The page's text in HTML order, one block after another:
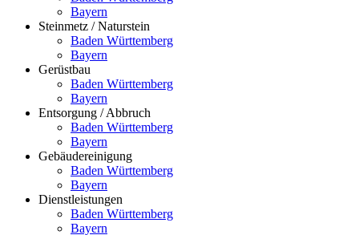
Bayern
Steinmetz / Naturstein
Baden Württemberg
Bayern
Gerüstbau
Baden Württemberg
Bayern
Entsorgung / Abbruch
Baden Württemberg
Bayern
Gebäudereinigung
Baden Württemberg
Bayern
Dienstleistungen
Baden Württemberg
Bayern